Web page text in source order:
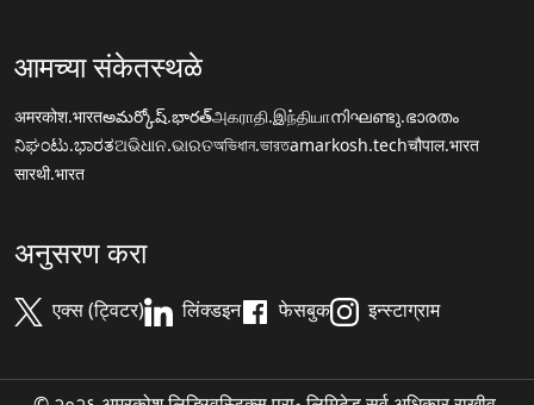
आमच्या संकेतस्थळे
अमरकोश.भारतఅమర్కోష్.భారత్அகராதி.இந்தியாനിഘണ്ടു.ഭാരതം
ನಿಘಂಟು.ಭಾರತଅଭିଧାନ.ଭାରତঅভিধান.ভারতamarkosh.techचौपाल.भारत
सारथी.भारत
अनुसरण करा
एक्स (ट्विटर) लिंक्डइन फेसबुक इन्स्टाग्राम